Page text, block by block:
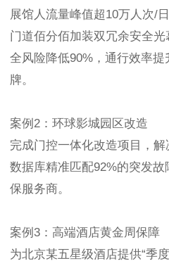
展馆人流量峰值超10万人次/
门道佰分佰加装双冗余安全
全风险降低90%，通行效率提
牌。
案例2：环球影城园区改造
完成门控一体化改造项目，
数据库精准匹配92%的突发
保服务商。
案例3：高端酒店黄金周保障
为北京某五星级酒店提供“季